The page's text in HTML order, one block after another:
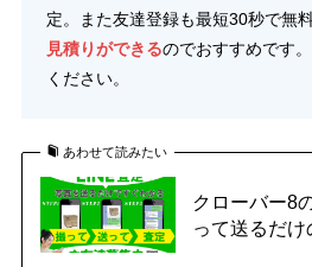
定。また友達登録も最短30秒で無料
見積りができるのでおすすめです
ください。
あわせて読みたい
クローバー8
って送るだけ